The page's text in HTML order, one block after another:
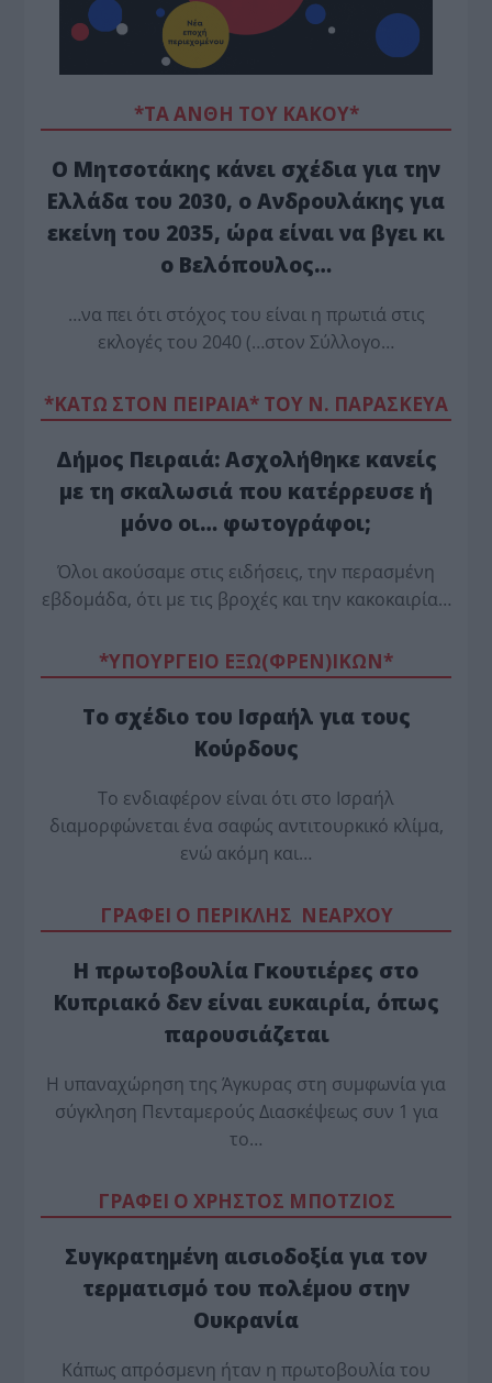
*ΤΑ ΆΝΘΗ ΤΟΥ ΚΑΚΟΎ*
Ο Μητσοτάκης κάνει σχέδια για την
Ελλάδα του 2030, ο Ανδρουλάκης για
εκείνη του 2035, ώρα είναι να βγει κι
ο Βελόπουλος…
…να πει ότι στόχος του είναι η πρωτιά στις
εκλογές του 2040 (…στον Σύλλογο…
*ΚΑΤΩ ΣΤΟΝ ΠΕΙΡΑΙΑ* ΤΟΥ Ν. ΠΑΡΑΣΚΕΥΑ
Δήμος Πειραιά: Ασχολήθηκε κανείς
με τη σκαλωσιά που κατέρρευσε ή
μόνο οι… φωτογράφοι;
Όλοι ακούσαμε στις ειδήσεις, την περασμένη
εβδομάδα, ότι με τις βροχές και την κακοκαιρία…
*ΥΠΟΥΡΓΕΙΟ ΕΞΩ(ΦΡΕΝ)ΙΚΩΝ*
Το σχέδιο του Ισραήλ για τους
Κούρδους
Το ενδιαφέρον είναι ότι στο Ισραήλ
διαμορφώνεται ένα σαφώς αντιτουρκικό κλίμα,
ενώ ακόμη και…
ΓΡΑΦΕΙ Ο ΠΕΡΙΚΛΗΣ ΝΕΑΡΧΟΥ
Η πρωτοβουλία Γκουτιέρες στο
Κυπριακό δεν είναι ευκαιρία, όπως
παρουσιάζεται
Η υπαναχώρηση της Άγκυρας στη συμφωνία για
σύγκληση Πενταμερούς Διασκέψεως συν 1 για
το…
ΓΡΑΦΕΙ Ο ΧΡΗΣΤΟΣ ΜΠΟΤΖΙΟΣ
Συγκρατημένη αισιοδοξία για τον
τερματισμό του πολέμου στην
Ουκρανία
Κάπως απρόσμενη ήταν η πρωτοβουλία του